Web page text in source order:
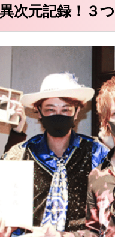
次元記録！３